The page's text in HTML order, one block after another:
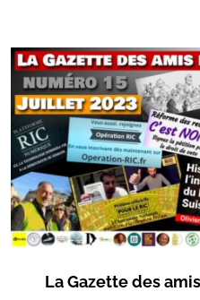
La Gazette des